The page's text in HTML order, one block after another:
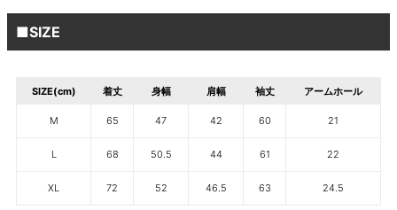
■SIZE
SIZE(cm) 着丈 身幅 肩幅 袖丈 アームホール
M 65 47 42 60 21
L 68 50.5 44 61 22
XL 72 52 46.5 63 24.5